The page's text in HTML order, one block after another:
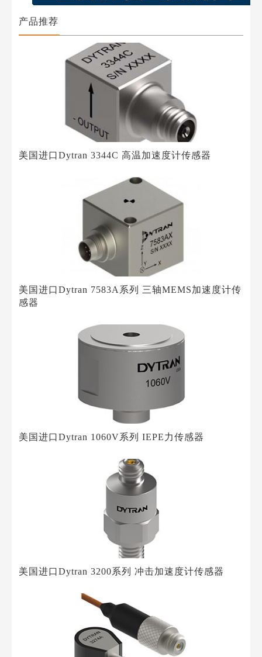
产品推荐
美国进口Dytran 3344C 高温加速度计传感器
美国进口Dytran 7583A系列 三轴MEMS加速度计传
感器
美国进口Dytran 1060V系列 IEPE力传感器
美国进口Dytran 3200系列 冲击加速度计传感器